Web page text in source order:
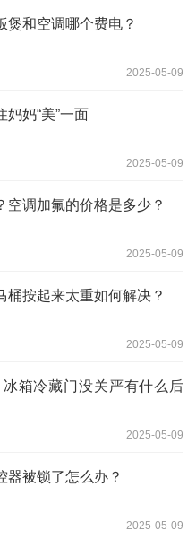
煲和空调哪个费电？
2025-05-09
妈“美”一面
2025-05-09
空调加氟的价格是多少？
2025-05-09
桶按起来太重如何解决？
2025-05-09
箱冷藏门没关严有什么后
2025-05-09
器被锁了怎么办？
2025-05-09